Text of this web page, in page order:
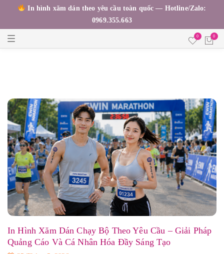
In hình xăm dán theo yêu cầu toàn quốc — Hotline/Zalo:
0969.355.663
T
v
i
g
a
t
i
o
n
0 0
In Hình Xăm Dán Chạy Bộ Theo Yêu Cầu – Giải Pháp
Quảng Cáo Và Cá Nhân Hóa Đầy Sáng Tạo